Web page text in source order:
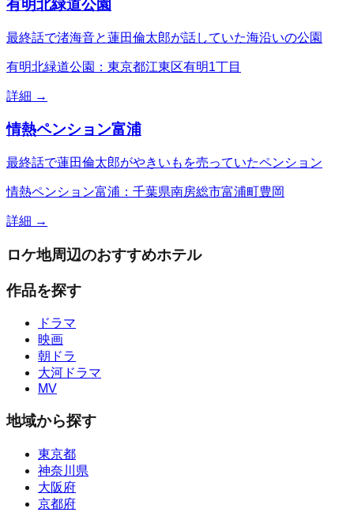
有明北緑道公園
最終話で渚海音と蓮田倫太郎が話していた海沿いの公園
有明北緑道公園：東京都江東区有明1丁目
詳細 →
情熱ペンション富浦
最終話で蓮田倫太郎がやきいもを売っていたペンション
情熱ペンション富浦：千葉県南房総市富浦町豊岡
詳細 →
ロケ地周辺のおすすめホテル
作品を探す
ドラマ
映画
朝ドラ
大河ドラマ
MV
地域から探す
東京都
神奈川県
大阪府
京都府